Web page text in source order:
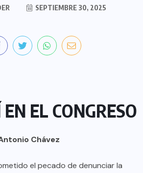
SEPTIEMBRE 30, 2025
EL CONGRESO
Chávez
el pecado de denunciar la